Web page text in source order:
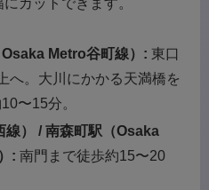
カットできます。
Metro谷町線）: 東口
へ。大川にかかる天満橋を
〜15分。
線） / 南森町駅（Osaka
: 南門まで徒歩約15〜20